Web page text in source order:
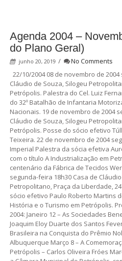
Agenda 2004 –
do Plano Geral)
junho 20, 2019 /
No Comments
22/10/2004 08 de novembro de
Cláudio de Souza, Silogeu
Petrópolis. Palestra do Cel. Luiz
do 32º Batalhão de Infantaria
Nacionais. 19 de novembro de 2004
Cláudio de Souza, Silogeu
Petrópolis. Posse do sócio efetivo
Teixeira. 22 de novembro de 2004
Imperial Palestra da sócia efetiva
com o título A Industrialização em
centenário da Fábrica de Tecidos
segunda-feira 18h30 Casa de
Petropolitano, Praça da Liberdade,
sócio efetivo Paulo Roberto Martins
História e o Turismo em Petrópolis.
2004: Janeiro 12 – As Sociedades
Joaquim Eloy Duarte dos Santos
Brasileira na Conquista do Prêmio
Albuquerque Março 8 – A
Petrópolis – Carlos Oliveira Fróes